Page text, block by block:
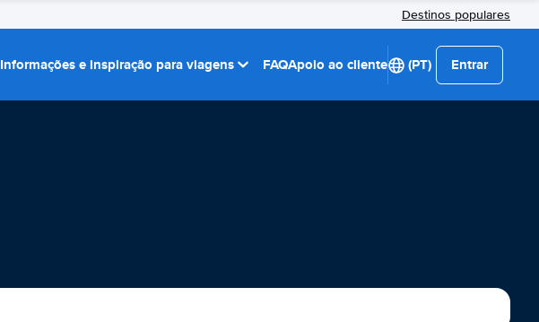
Destinos populares
Informações e inspiração para viagens FAQApoio ao cliente (PT) Entrar